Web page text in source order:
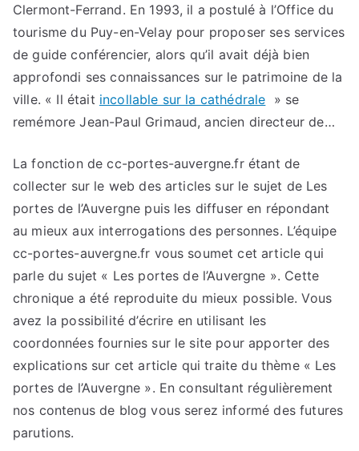
Clermont-Ferrand. En 1993, il a postulé à l’Office du
tourisme du Puy-en-Velay pour proposer ses services
de guide conférencier, alors qu’il avait déjà bien
approfondi ses connaissances sur le patrimoine de la
ville. « Il était incollable sur la cathédrale » se
remémore Jean-Paul Grimaud, ancien directeur de…
La fonction de cc-portes-auvergne.fr étant de
collecter sur le web des articles sur le sujet de Les
portes de l’Auvergne puis les diffuser en répondant
au mieux aux interrogations des personnes. L’équipe
cc-portes-auvergne.fr vous soumet cet article qui
parle du sujet « Les portes de l’Auvergne ». Cette
chronique a été reproduite du mieux possible. Vous
avez la possibilité d’écrire en utilisant les
coordonnées fournies sur le site pour apporter des
explications sur cet article qui traite du thème « Les
portes de l’Auvergne ». En consultant régulièrement
nos contenus de blog vous serez informé des futures
parutions.